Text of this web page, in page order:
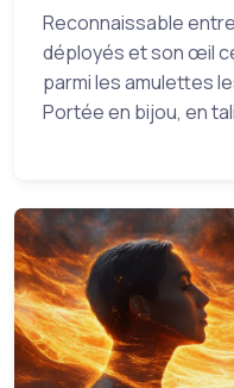
Reconnaissable
déployés et son œil
parmi les amulettes
Portée en bijou, en